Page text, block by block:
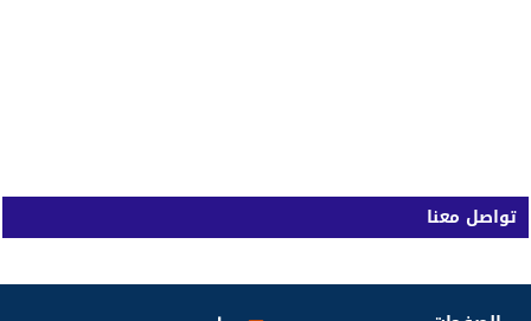
تواصل معنا